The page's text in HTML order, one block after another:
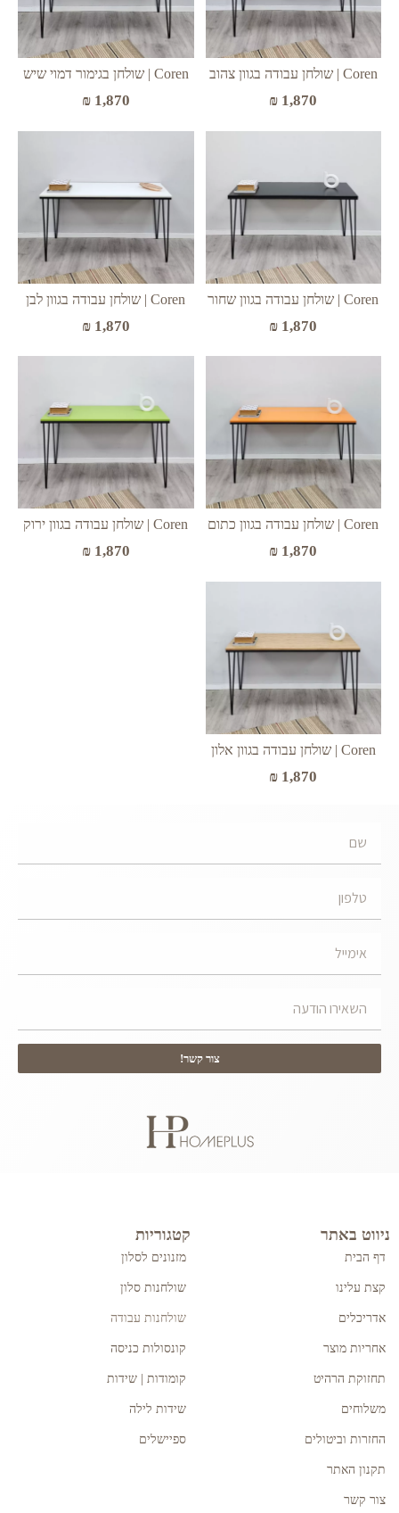
Coren | שולחן עבודה בגוון צהוב
₪ 1,870
Coren | שולחן בגימור דמוי שיש
₪1,870
Coren | שולחן עבודה בגוון שחור
₪ 1,870
Coren | שולחן עבודה בגוון לבן
₪1,870
Coren | שולחן עבודה בגוון כתום
₪ 1,870
Coren | שולחן עבודה בגוון ירוק
₪1,870
Coren | שולחן עבודה בגוון אלון
₪ 1,870
צור קשר!
ניווט באתר
דף הבית
קצת עלינו
אדריכלים
אחריות מוצר
תחזוקת הרהיט
משלוחים
החזרות וביטולים
תקנון האתר
צור קשר
קטגוריות
מזנונים לסלון
שולחנות סלון
שולחנות עבודה
קונסולות כניסה
קומודות | שידות
שידות לילה
ספיישלים